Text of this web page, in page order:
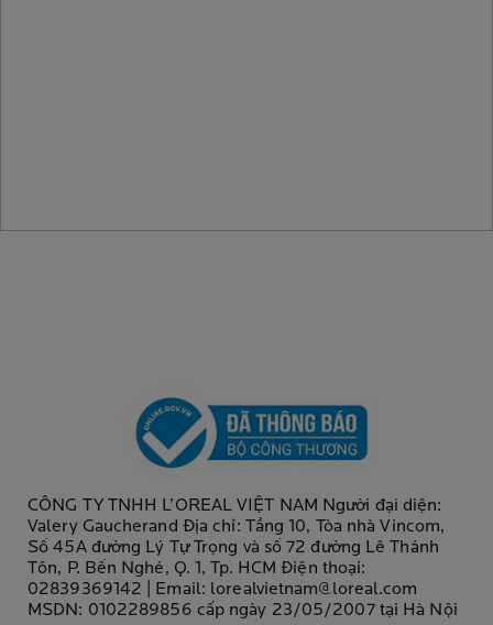
CÔNG TY TNHH L’OREAL VIỆT NAM Người đại diện:
Valery Gaucherand Địa chỉ: Tầng 10, Tòa nhà Vincom,
Số 45A đường Lý Tự Trọng và số 72 đường Lê Thánh
Tôn, P. Bến Nghé, Q. 1, Tp. HCM Điện thoại:
02839369142 | Email: lorealvietnam@loreal.com
MSDN: 0102289856 cấp ngày 23/05/2007 tại Hà Nội